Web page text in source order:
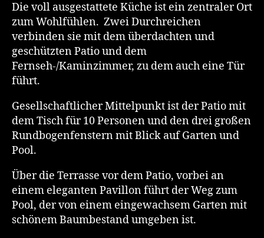
Die voll ausgestattete Küche ist ein zentraler Ort
zum Wohlfühlen. Zwei Durchreichen
verbinden sie mit dem überdachten und
geschützten Patio und dem
Fernseh-/Kaminzimmer, zu dem auch eine Tür
führt.
Gesellschaftlicher Mittelpunkt ist der Patio mit
dem Tisch für 10 Personen und den drei großen
Rundbogenfenstern mit Blick auf Garten und
Pool.
Über die Terrasse vor dem Patio, vorbei an
einem eleganten Pavillon führt der Weg zum
Pool, der von einem eingewachsem Garten mit
schönem Baumbestand umgeben ist.